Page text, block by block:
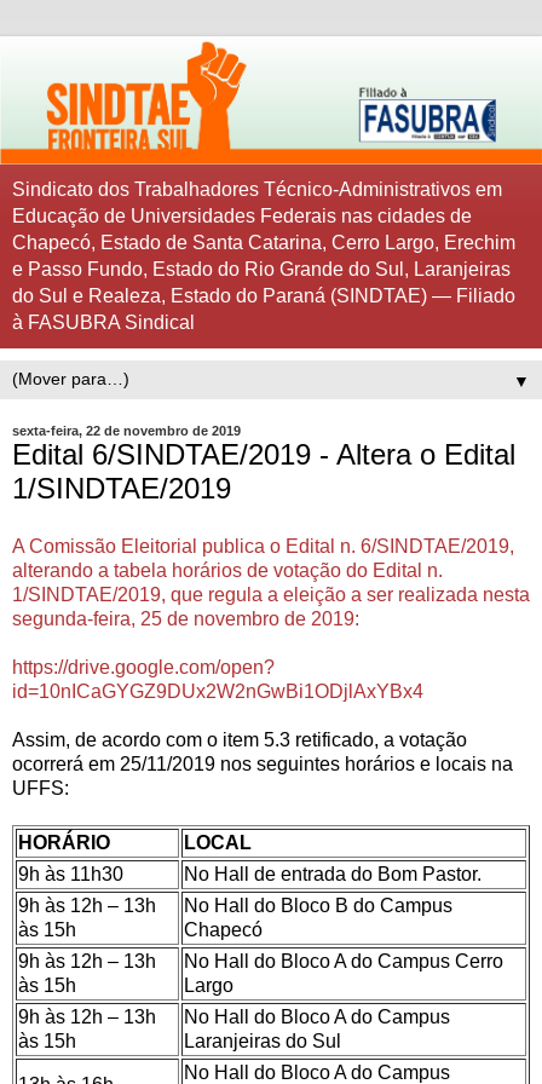
Sindicato dos Trabalhadores Técnico-Administrativos em
Educação de Universidades Federais nas cidades de
Chapecó, Estado de Santa Catarina, Cerro Largo, Erechim
e Passo Fundo, Estado do Rio Grande do Sul, Laranjeiras
do Sul e Realeza, Estado do Paraná (SINDTAE) — Filiado
à FASUBRA Sindical
▼
sexta-feira, 22 de novembro de 2019
Edital 6/SINDTAE/2019 - Altera o Edital
1/SINDTAE/2019
A Comissão Eleitorial publica o Edital n. 6/SINDTAE/2019,
alterando a tabela horários de votação do Edital n.
1/SINDTAE/2019, que regula a eleição a ser realizada nesta
segunda-feira, 25 de novembro de 2019:
https://drive.google.com/open?
id=10nICaGYGZ9DUx2W2nGwBi1ODjlAxYBx4
Assim, de acordo com o item 5.3 retificado, a votação
ocorrerá em 25/11/2019 nos seguintes horários e locais na
UFFS:
HORÁRIO
LOCAL
9h às 11h30
No Hall de entrada do Bom Pastor.
9h às 12h – 13h
às 15h
No Hall do Bloco B do Campus
Chapecó
9h às 12h – 13h
às 15h
No Hall do Bloco A do Campus Cerro
Largo
9h às 12h – 13h
às 15h
No Hall do Bloco A do Campus
Laranjeiras do Sul
No Hall do Bloco A do Campus